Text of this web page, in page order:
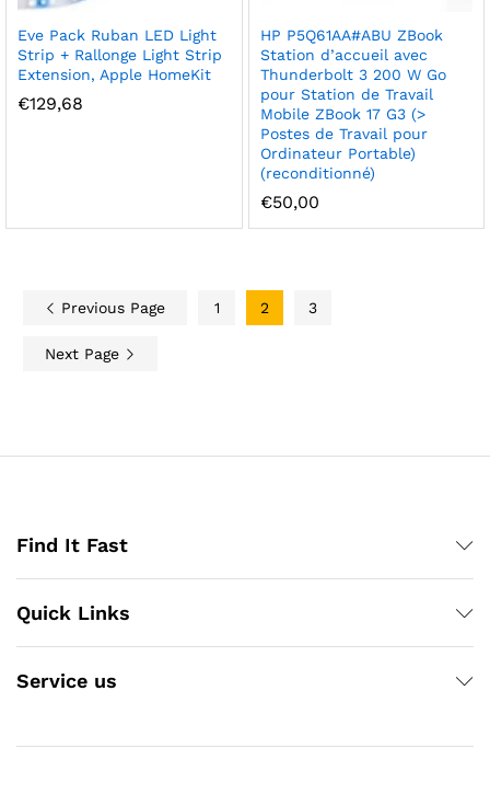
Eve Pack Ruban LED Light
Strip + Rallonge Light Strip
Extension, Apple HomeKit
€129,68
HP P5Q61AA#ABU ZBook
Station d’accueil avec
Thunderbolt 3 200 W Go
pour Station de Travail
Mobile ZBook 17 G3 (>
Postes de Travail pour
Ordinateur Portable)
(reconditionné)
€50,00
Previous Page 1 2 3
Next Page
Find It Fast
Quick Links
Service us